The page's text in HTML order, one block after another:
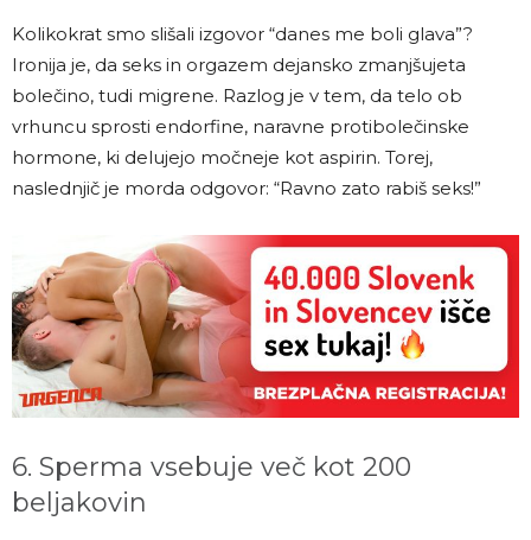
Kolikokrat smo slišali izgovor “danes me boli glava”?
Ironija je, da seks in orgazem dejansko zmanjšujeta
bolečino, tudi migrene. Razlog je v tem, da telo ob
vrhuncu sprosti endorfine, naravne protibolečinske
hormone, ki delujejo močneje kot aspirin. Torej,
naslednjič je morda odgovor: “Ravno zato rabiš seks!”
6. Sperma vsebuje več kot 200
beljakovin